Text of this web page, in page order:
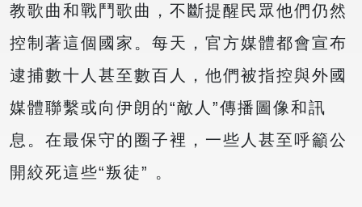
教歌曲和戰鬥歌曲，不斷提醒民眾他們仍然
控制著這個國家。每天，官方媒體都會宣布
逮捕數十人甚至數百人，他們被指控與外國
媒體聯繫或向伊朗的“敵人”傳播圖像和訊
息。在最保守的圈子裡，一些人甚至呼籲公
開絞死這些“叛徒” 。